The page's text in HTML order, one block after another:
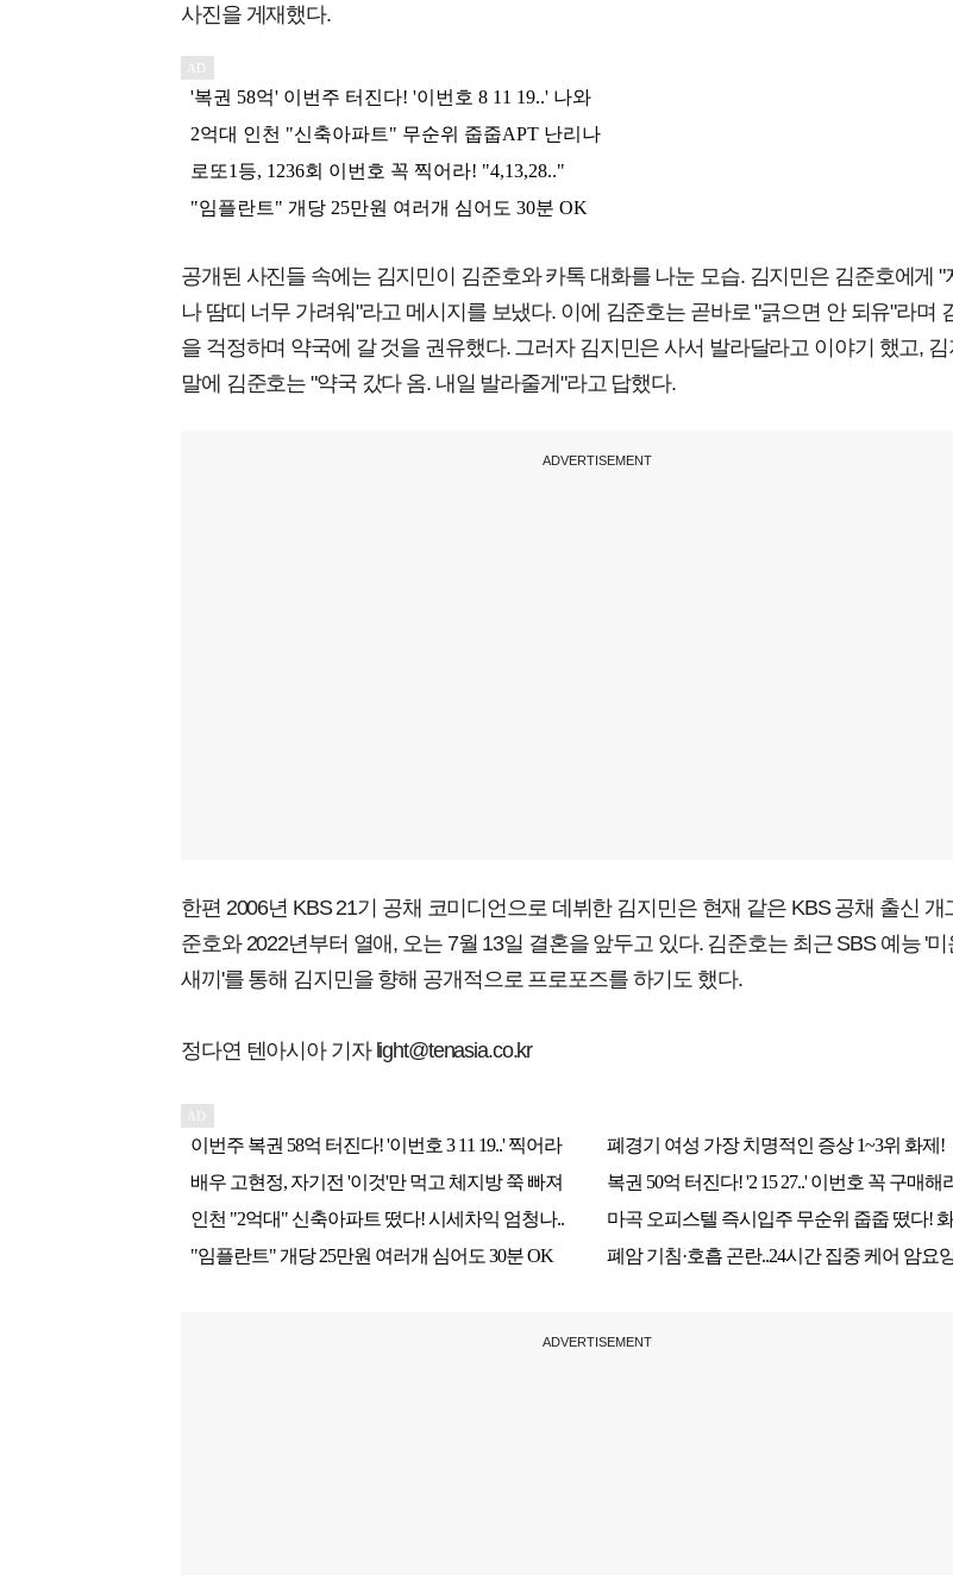
사진을 게재했다.
공개된 사진들 속에는 김지민이 김준호와 카톡 대화를 나눈 모습. 김지민은 김준호에게 "
나 땀띠 너무 가려워"라고 메시지를 보냈다. 이에 김준호는 곧바로 "긁으면 안 되유"라며
을 걱정하며 약국에 갈 것을 권유했다. 그러자 김지민은 사서 발라달라고 이야기 했고, 김
말에 김준호는 "약국 갔다 옴. 내일 발라줄게"라고 답했다.
ADVERTISEMENT
한편 2006년 KBS 21기 공채 코미디언으로 데뷔한 김지민은 현재 같은 KBS 공채 출신 개
준호와 2022년부터 열애, 오는 7월 13일 결혼을 앞두고 있다. 김준호는 최근 SBS 예능 '미
새끼'를 통해 김지민을 향해 공개적으로 프로포즈를 하기도 했다.
정다연 텐아시아 기자 light@tenasia.co.kr
ADVERTISEMENT